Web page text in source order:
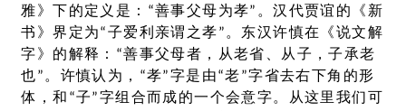
雅》下的定义是：“善事父母为孝”。汉代贾谊的《新
书》界定为“子爱利亲谓之孝”。东汉许慎在《说文解
字》的解释：“善事父母者，从老省、从子，子承老
也”。许慎认为，“孝”字是由“老”字省去右下角的形
体，和“子”字组合而成的一个会意字。从这里我们可